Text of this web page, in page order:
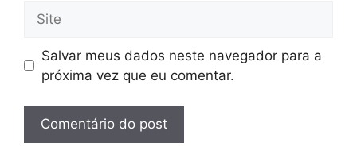
Salvar meus dados neste navegador para a
próxima vez que eu comentar.